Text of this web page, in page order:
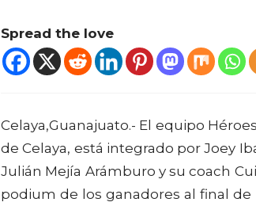
Spread the love
Celaya,Guanajuato.- El equipo
de Celaya, está integrado por Joey
Julián Mejía Arámburo y su coach
podium de los ganadores al final